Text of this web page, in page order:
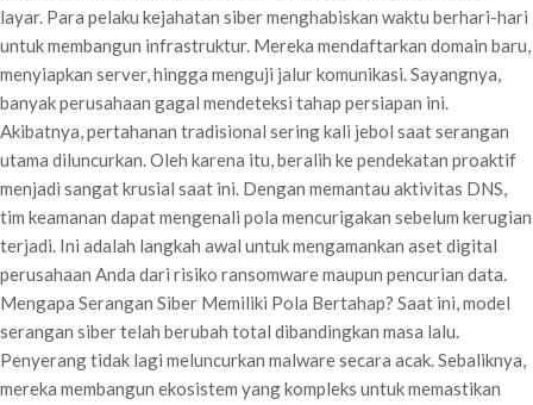
layar. Para pelaku kejahatan siber menghabiskan waktu berhari-hari
untuk membangun infrastruktur. Mereka mendaftarkan domain baru,
menyiapkan server, hingga menguji jalur komunikasi. Sayangnya,
banyak perusahaan gagal mendeteksi tahap persiapan ini.
Akibatnya, pertahanan tradisional sering kali jebol saat serangan
utama diluncurkan. Oleh karena itu, beralih ke pendekatan proaktif
menjadi sangat krusial saat ini. Dengan memantau aktivitas DNS,
tim keamanan dapat mengenali pola mencurigakan sebelum kerugian
terjadi. Ini adalah langkah awal untuk mengamankan aset digital
perusahaan Anda dari risiko ransomware maupun pencurian data.
Mengapa Serangan Siber Memiliki Pola Bertahap? Saat ini, model
serangan siber telah berubah total dibandingkan masa lalu.
Penyerang tidak lagi meluncurkan malware secara acak. Sebaliknya,
mereka membangun ekosistem yang kompleks untuk memastikan